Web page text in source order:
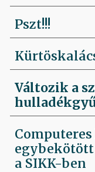
Pszt!!!
Változik a
egybekötött
a SIKK-ben